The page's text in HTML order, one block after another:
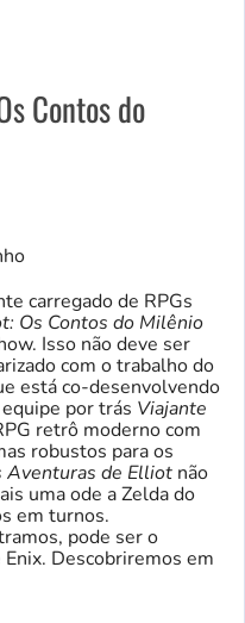
Contos do
carregado de RPGs
Os Contos do Milênio
Isso não deve ser
com o trabalho do
está co-desenvolvendo
por trás Viajante
retrô moderno com
robustos para os
Aventuras de Elliot não
uma ode a Zelda do
em turnos.
pode ser o
Descobriremos em